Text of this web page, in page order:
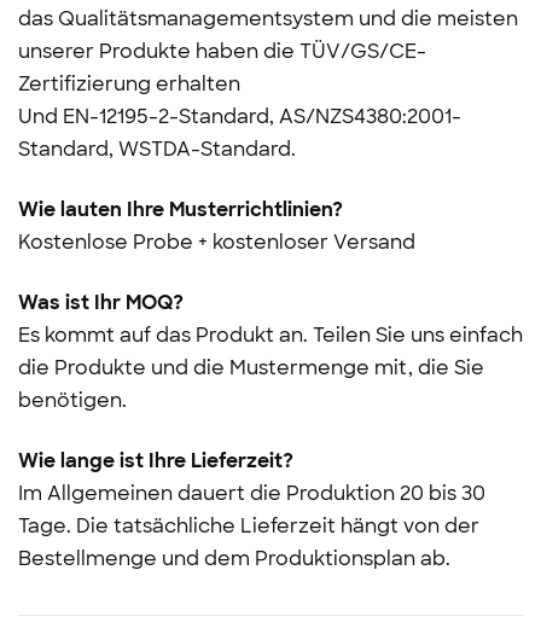
das Qualitätsmanagementsystem und die meisten
unserer Produkte haben die TÜV/GS/CE-
Zertifizierung erhalten
Und EN-12195-2-Standard, AS/NZS4380:2001-
Standard, WSTDA-Standard.
Wie lauten Ihre Musterrichtlinien?
Kostenlose Probe + kostenloser Versand
Was ist Ihr MOQ?
Es kommt auf das Produkt an. Teilen Sie uns einfach
die Produkte und die Mustermenge mit, die Sie
benötigen.
Wie lange ist Ihre Lieferzeit?
Im Allgemeinen dauert die Produktion 20 bis 30
Tage. Die tatsächliche Lieferzeit hängt von der
Bestellmenge und dem Produktionsplan ab.